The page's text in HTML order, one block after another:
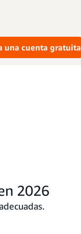
una cuenta gratuita
2026